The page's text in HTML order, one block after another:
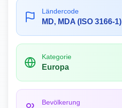
Ländercode
MD, MDA (ISO 3166-1)
Kategorie
Europa
Bevölkerung